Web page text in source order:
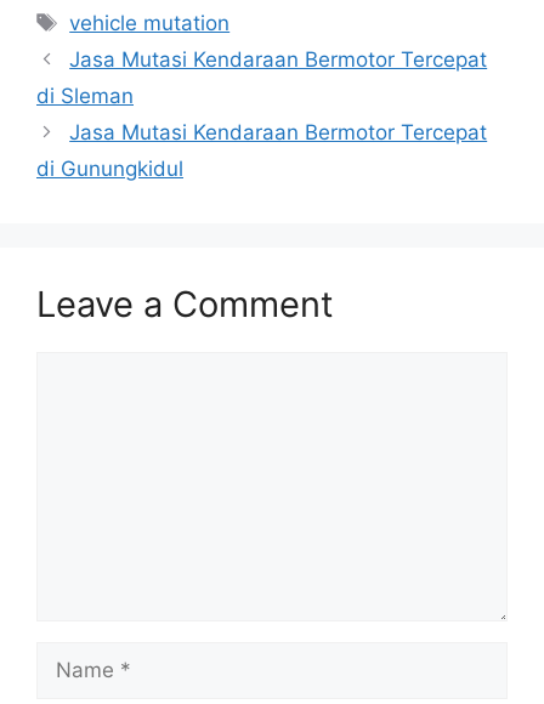
Tags
vehicle mutation
Jasa Mutasi Kendaraan Bermotor Tercepat
di Sleman
Jasa Mutasi Kendaraan Bermotor Tercepat
di Gunungkidul
Leave a Comment